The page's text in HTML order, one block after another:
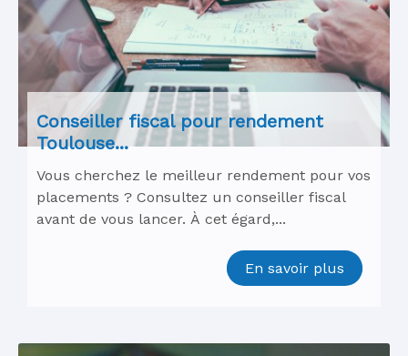
Conseiller fiscal pour rendement
Toulouse...
Vous cherchez le meilleur rendement pour vos
placements ? Consultez un conseiller fiscal
avant de vous lancer. À cet égard,...
En savoir plus